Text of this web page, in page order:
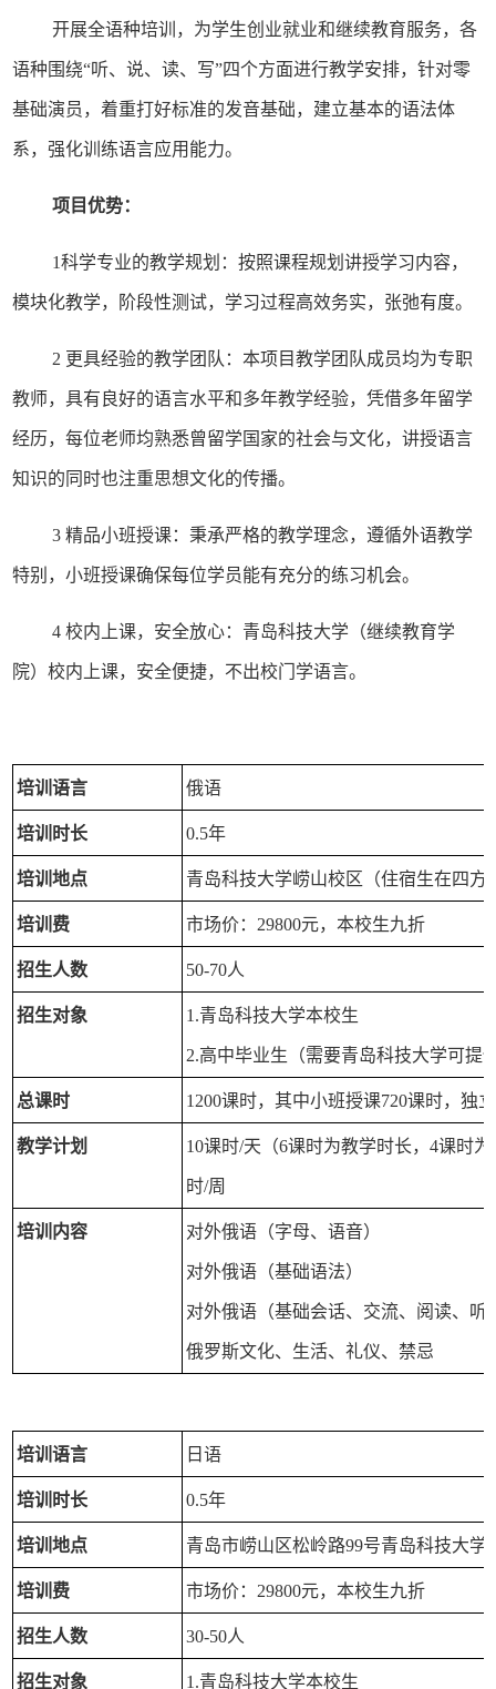
开展全语种培训，为学生创业就业和继续教育服务，各
语种围绕“听、说、读、写”四个方面进行教学安排，针对零
基础演员，着重打好标准的发音基础，建立基本的语法体
系，强化训练语言应用能力。
项目优势：
1科学专业的教学规划：按照课程规划讲授学习内容，
模块化教学，阶段性测试，学习过程高效务实，张弛有度。
2 更具经验的教学团队：本项目教学团队成员均为专职
教师，具有良好的语言水平和多年教学经验，凭借多年留学
经历，每位老师均熟悉曾留学国家的社会与文化，讲授语言
知识的同时也注重思想文化的传播。
3 精品小班授课：秉承严格的教学理念，遵循外语教学
特别，小班授课确保每位学员能有充分的练习机会。
4 校内上课，安全放心：青岛科技大学（继续教育学
院）校内上课，安全便捷，不出校门学语言。
培训语言 俄语
培训时长 0.5年
培训地点 青岛科技大学崂山校区（住宿生在四方
培训费 市场价：29800元，本校生九折
招生人数 50-70人
招生对象 1.青岛科技大学本校生
2.高中毕业生（需要青岛科技大学可提
总课时 1200课时，其中小班授课720课时，独
教学计划 10课时/天（6课时为教学时长，4课时
时/周
培训内容 对外俄语（字母、语音）
对外俄语（基础语法）
对外俄语（基础会话、交流、阅读、听
俄罗斯文化、生活、礼仪、禁忌
培训语言 日语
培训时长 0.5年
培训地点 青岛市崂山区松岭路99号青岛科技大学
培训费 市场价：29800元，本校生九折
招生人数 30-50人
招生对象 1.青岛科技大学本校生